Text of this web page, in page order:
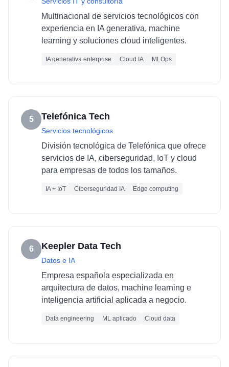
Multinacional de servicios tecnológicos con
experiencia en IA generativa, machine
learning y soluciones cloud inteligentes.
IA generativa enterprise Cloud IA MLOps
5 Telefónica Tech
Servicios tecnológicos
División tecnológica de Telefónica que ofrece
servicios de IA, ciberseguridad, IoT y cloud
para empresas de todos los tamaños.
IA + IoT Ciberseguridad IA Edge computing
6 Keepler Data Tech
Datos e IA
Empresa española especializada en
arquitectura de datos, machine learning e
inteligencia artificial aplicada a negocio.
Data engineering ML aplicado Cloud data